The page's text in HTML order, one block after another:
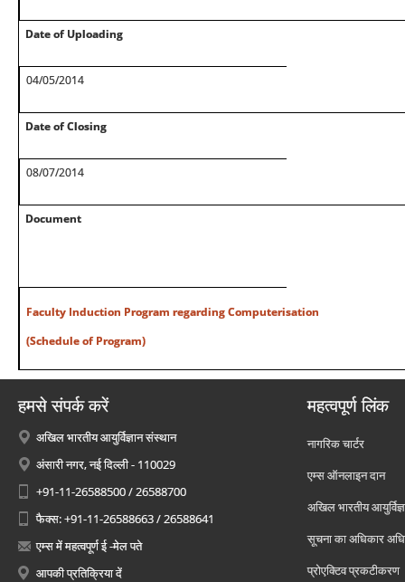
Date of Uploading
04/05/2014
Date of Closing
08/07/2014
Document
Faculty Induction Program regarding Computerisation
(Schedule of Program)
हमसे संपर्क करें
अखिल भारतीय आयुर्विज्ञान संस्थान
अंसारी नगर, नई दिल्ली - 110029
+91-11-26588500 / 26588700
फैक्स: +91-11-26588663 / 26588641
एम्स में महत्वपूर्ण ई -मेल पते
आपकी प्रतिक्रिया दें
महत्वपूर्ण लिंक
नागरिक चार्टर
एम्स ऑनलाइन दान
अखिल भारतीय
सूचना का अधिकार
प्रोएक्टिव प्रकटीकरण